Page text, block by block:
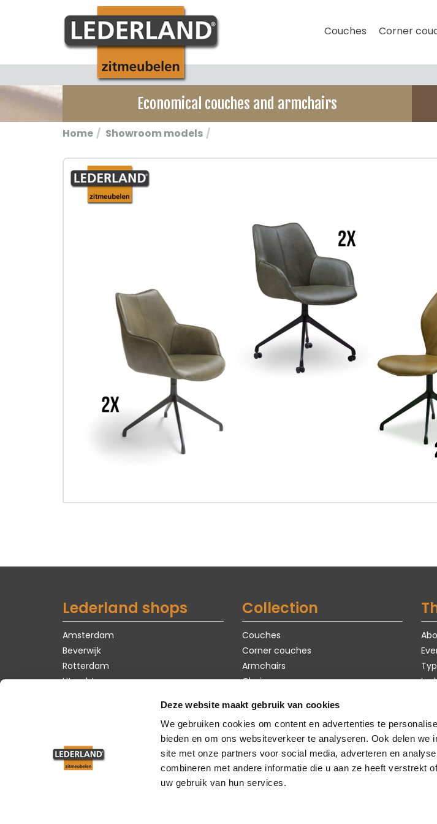
Deze website maakt gebruik van cookies
We gebruiken cookies om content en advertenties te
bieden en om ons websiteverkeer te analyseren. Ook delen we
site met onze partners voor social media, adverteren en
combineren met andere informatie die u aan ze heeft verstrekt
uw gebruik van hun services.
Couches Corner
Economical couches and armchairs
Home Showroom models
Lederland shops
Amsterdam
Beverwijk
Rotterdam
Utrecht
Collection
Couches
Corner couches
Armchairs
Chairs
Carpets
Showroom models
faq